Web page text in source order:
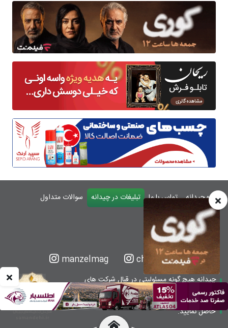
درباره چیدانه تماس با ما تبلیغات در چیدانه
سوالات متداول
ورود
chidaneh
manzelmag
چیدانه هیچ گونه مسئولیتی در قبال شرکت های
معرفی شده ندارد.
قبل از اقدام به خرید کالا یا خدمات اطمینان کافی را
حاصل نمایید.